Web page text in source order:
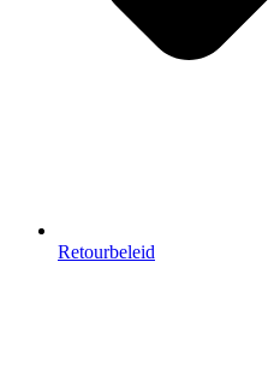
Retourbeleid